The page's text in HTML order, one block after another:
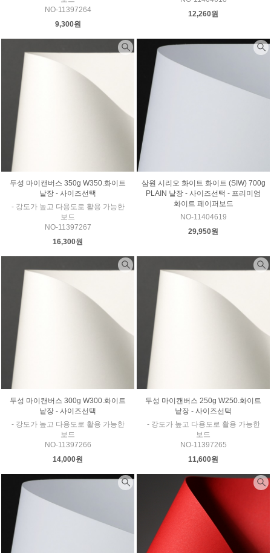
NO-11397264
9,300원
12,260원
두성 마이캔버스 350g W350.화이트
낱장 - 사이즈선택
- 강도가 높고 다용도로 활용 가능한
보드
NO-11397267
16,300원
삼원 시리오 화이트 화이트 (SIW) 700g
PLAIN 낱장 - 사이즈선택 - 프리미엄
화이트 페이퍼보드
NO-11404619
29,950원
두성 마이캔버스 300g W300.화이트
낱장 - 사이즈선택
- 강도가 높고 다용도로 활용 가능한
보드
NO-11397266
14,000원
두성 마이캔버스 250g W250.화이트
낱장 - 사이즈선택
- 강도가 높고 다용도로 활용 가능한
보드
NO-11397265
11,600원